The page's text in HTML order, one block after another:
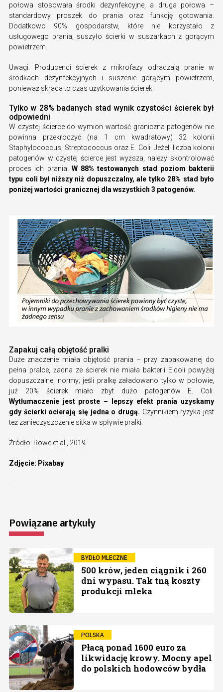
połowa stosowała środki dezynfekcyjne, a druga połowa –
standardowy proszek do prania oraz funkcję gotowania.
Dodatkowo 90% gospodarstw, które nie korzystało z
usługowego prania, suszyło ścierki w suszarkach z gorącym
powietrzem.
Uwagi: Producenci ścierek z mikrofazy odradzają pranie w
środkach dezynfekcyjnych i suszenie gorącym powietrzem,
ponieważ skraca to czas użytkowania ścierek.
Tylko w 28% badanych stad wynik czystości ścierek był
odpowiedni
W czystej ścierce do wymion wartość graniczna patogenów nie
powinna przekroczyć (na 1 cm kwadratowy) 32 kolonii
Staphylococcus, Streptococcus oraz E. Coli. Jeżeli liczba kolonii
patogenów w czystej ścierce jest wyższa, należy skontrolować
proces ich prania. W 88% testowanych stad poziom bakterii
typu coli był niższy niż dopuszczalny, ale tylko 28% stad było
poniżej wartości granicznej dla wszystkich 3 patogenów.
Zapakuj całą objętość pralki
Duże znaczenie miała objętość prania – przy zapakowanej do
pełna pralce, żadna ze ścierek nie miała bakterii E.coli powyżej
dopuszczalnej normy; jeśli pralkę załadowano tylko w połowie,
już 20% ścierek miało zbyt dużo patogenów E. Coli.
Wytłumaczenie jest proste – lepszy efekt prania uzyskamy
gdy ścierki ocierają się jedna o drugą. Czynnikiem ryzyka jest
też zanieczyszczenie sitka w spływie pralki.
Źródło: Rowe et al., 2019
Zdjęcie: Pixabay
Powiązane artykuły
BYDŁO MLECZNE
500 krów, jeden ciągnik i 260
dni wypasu. Tak tną koszty
produkcji mleka
POLSKA
Płacą ponad 1600 euro za
likwidację krowy. Mocny apel
do polskich hodowców bydła